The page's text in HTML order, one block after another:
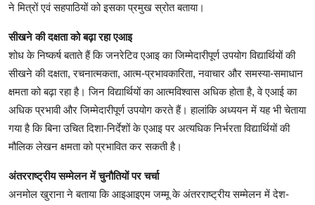
ने मित्रों एवं सहपाठियों को इसका प्रमुख स्रोत बताया।
सीखने की दक्षता को बढ़ा रहा एआइ
शोध के निष्कर्ष बताते हैं कि जनरेटिव एआइ का जिम्मेदारीपूर्ण उपयोग विद्यार्थियों की
सीखने की दक्षता, रचनात्मकता, आत्म-प्रभावकारिता, नवाचार और समस्या-समाधान
क्षमता को बढ़ा रहा है। जिन विद्यार्थियों का आत्मविश्वास अधिक होता है, वे एआई का
अधिक प्रभावी और जिम्मेदारीपूर्ण उपयोग करते हैं। हालांकि अध्ययन में यह भी चेताया
गया है कि बिना उचित दिशा-निर्देशों के एआइ पर अत्यधिक निर्भरता विद्यार्थियों की
मौलिक लेखन क्षमता को प्रभावित कर सकती है।
अंतरराष्ट्रीय सम्मेलन में चुनौतियों पर चर्चा
अनमोल खुराना ने बताया कि आइआइएम जम्मू के अंतरराष्ट्रीय सम्मेलन में देश-